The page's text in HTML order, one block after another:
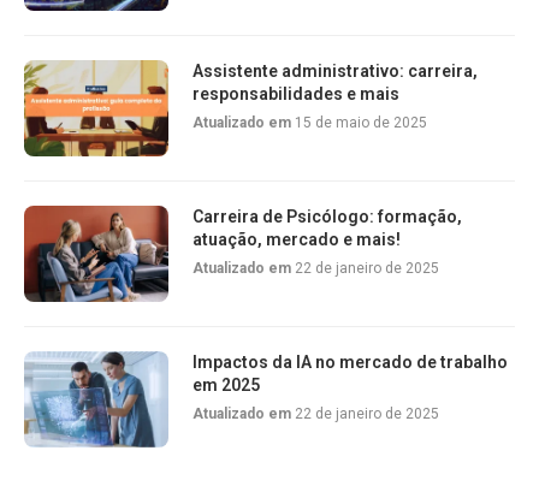
Assistente administrativo: carreira,
responsabilidades e mais
Atualizado em 15 de maio de 2025
Carreira de Psicólogo: formação,
atuação, mercado e mais!
Atualizado em 22 de janeiro de 2025
Impactos da IA no mercado de trabalho
em 2025
Atualizado em 22 de janeiro de 2025